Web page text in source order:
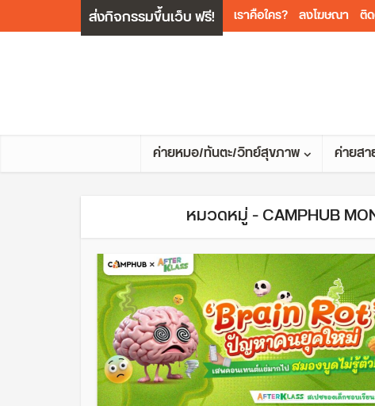
ส่งกิจกรรมขึ้นเว็บ ฟรี! เราคือใคร? ลงโฆษณา ติ
ค่ายหมอ/ทันตะ/วิทย์สุขภาพ ค่ายส
หมวดหมู่ - CAMPHUB